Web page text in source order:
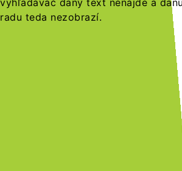
vyhľadávač daný text nenájde a danú
radu teda nezobrazí.